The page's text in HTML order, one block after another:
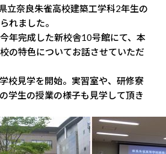
立奈良朱雀高校建築工学科2年生の
れました。
年完成した新校舎10号館にて、本
の特色についてお話させていただ
校見学を開始。実習室や、研修寮
学生の授業の様子も見学して頂き